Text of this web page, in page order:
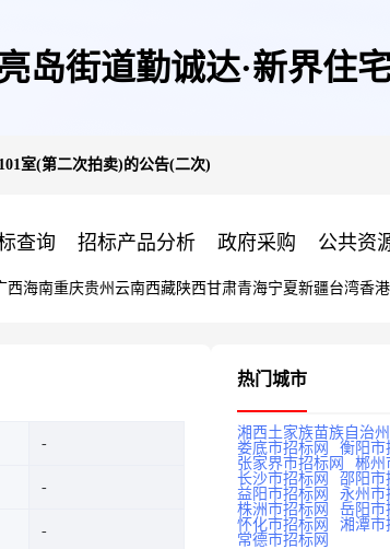
街道勤诚达·新界住
室(第二次拍卖)的公告(二次)
查询 招标产品分析 政府采购 公共资
西海南重庆贵州 云南西藏陕西甘肃青海宁夏新疆台湾香港
热门城市
湘西土家族苗族自治
娄底市招标网
衡阳市
张家界市招标网
郴州
长沙市招标网
邵阳市
益阳市招标网
永州市
株洲市招标网
岳阳市
怀化市招标网
湘潭市
常德市招标网